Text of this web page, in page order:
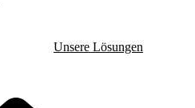
Unsere Lösungen